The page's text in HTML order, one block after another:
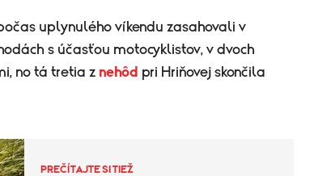
uplynulého víkendu zasahovali v
s účasťou motocyklistov, v dvoch
no tá tretia z nehôd pri Hriňovej skončila
PREČÍTAJTE SI TIEŽ